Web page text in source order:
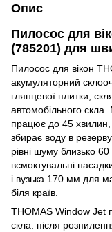
Опис
Пилосос для
(785201) для
Пилосос для вікон
акумуляторний
глянцевої плитки,
автомобільного
працює до 45 хвилин,
збирає воду в
рівні шуму близько
всмоктувальні
і вузька 170 мм для
біля країв.
THOMAS Window Jet
скла: після